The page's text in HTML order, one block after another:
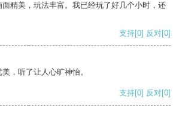
精美，玩法丰富。我已经玩了好几个小时，还
支持[0] 反对[0]
，听了让人心旷神怡。
支持[0] 反对[0]